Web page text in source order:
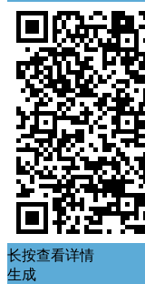
长按查看详情
生成